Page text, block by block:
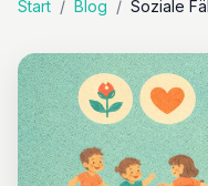
Start / Blog / Soziale